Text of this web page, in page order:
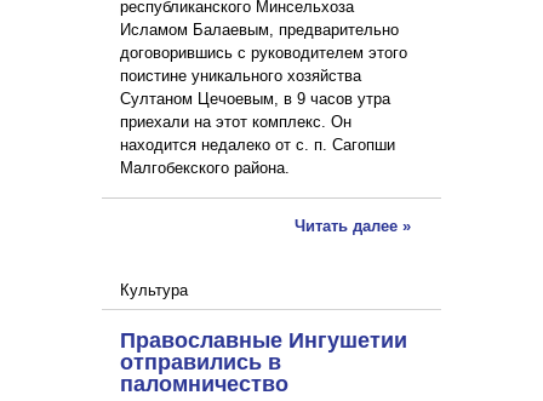
республиканского Минсельхоза
Исламом Балаевым, предварительно
договорившись с руководителем этого
поистине уникального хозяйства
Султаном Цечоевым, в 9 часов утра
приехали на этот комплекс. Он
находится недалеко от с. п. Сагопши
Малгобекского района.
Читать далее »
Культура
Православные Ингушетии
отправились в
паломничество